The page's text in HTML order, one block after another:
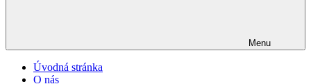
Menu
Úvodná stránka
O nás